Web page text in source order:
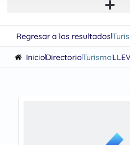
Regresar a los resultados
InicioDirectorioTurismo